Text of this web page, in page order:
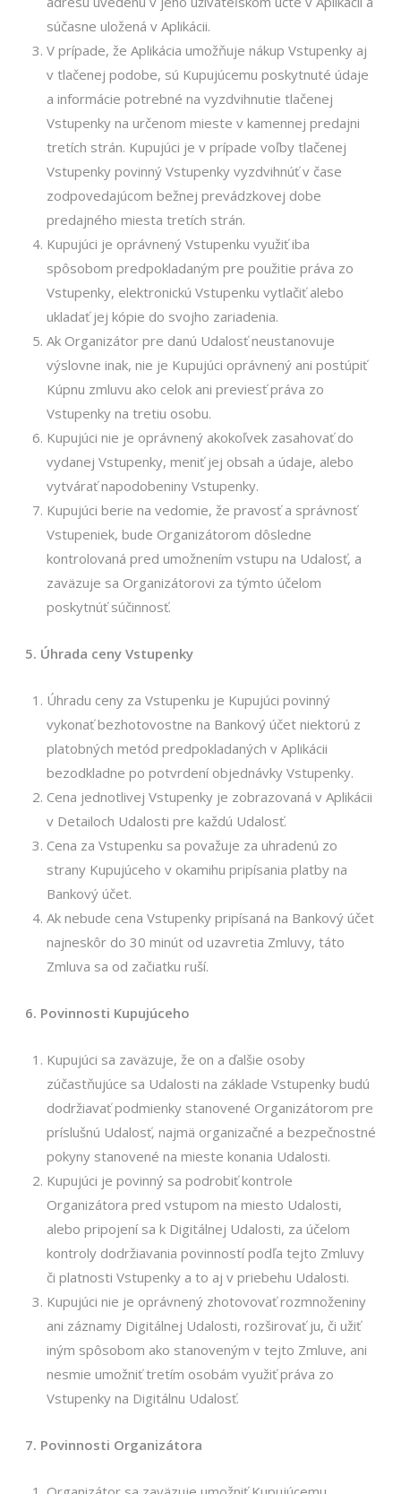
súčasne uložená v Aplikácii.
V prípade, že Aplikácia umožňuje nákup Vstupenky aj
v tlačenej podobe, sú Kupujúcemu poskytnuté údaje
a informácie potrebné na vyzdvihnutie tlačenej
Vstupenky na určenom mieste v kamennej predajni
tretích strán. Kupujúci je v prípade voľby tlačenej
Vstupenky povinný Vstupenky vyzdvihnúť v čase
zodpovedajúcom bežnej prevádzkovej dobe
predajného miesta tretích strán.
Kupujúci je oprávnený Vstupenku využiť iba
spôsobom predpokladaným pre použitie práva zo
Vstupenky, elektronickú Vstupenku vytlačiť alebo
ukladať jej kópie do svojho zariadenia.
Ak Organizátor pre danú Udalosť neustanovuje
výslovne inak, nie je Kupujúci oprávnený ani postúpiť
Kúpnu zmluvu ako celok ani previesť práva zo
Vstupenky na tretiu osobu.
Kupujúci nie je oprávnený akokoľvek zasahovať do
vydanej Vstupenky, meniť jej obsah a údaje, alebo
vytvárať napodobeniny Vstupenky.
Kupujúci berie na vedomie, že pravosť a správnosť
Vstupeniek, bude Organizátorom dôsledne
kontrolovaná pred umožnením vstupu na Udalosť, a
zaväzuje sa Organizátorovi za týmto účelom
poskytnúť súčinnosť.
5. Úhrada ceny Vstupenky
Úhradu ceny za Vstupenku je Kupujúci povinný
vykonať bezhotovostne na Bankový účet niektorú z
platobných metód predpokladaných v Aplikácii
bezodkladne po potvrdení objednávky Vstupenky.
Cena jednotlivej Vstupenky je zobrazovaná v Aplikácii
v Detailoch Udalosti pre každú Udalosť.
Cena za Vstupenku sa považuje za uhradenú zo
strany Kupujúceho v okamihu pripísania platby na
Bankový účet.
Ak nebude cena Vstupenky pripísaná na Bankový účet
najneskôr do 30 minút od uzavretia Zmluvy, táto
Zmluva sa od začiatku ruší.
6. Povinnosti Kupujúceho
Kupujúci sa zaväzuje, že on a ďalšie osoby
zúčastňujúce sa Udalosti na základe Vstupenky budú
dodržiavať podmienky stanovené Organizátorom pre
príslušnú Udalosť, najmä organizačné a bezpečnostné
pokyny stanovené na mieste konania Udalosti.
Kupujúci je povinný sa podrobiť kontrole
Organizátora pred vstupom na miesto Udalosti,
alebo pripojení sa k Digitálnej Udalosti, za účelom
kontroly dodržiavania povinností podľa tejto Zmluvy
či platnosti Vstupenky a to aj v priebehu Udalosti.
Kupujúci nie je oprávnený zhotovovať rozmnoženiny
ani záznamy Digitálnej Udalosti, rozširovať ju, či užiť
iným spôsobom ako stanoveným v tejto Zmluve, ani
nesmie umožniť tretím osobám využiť práva zo
Vstupenky na Digitálnu Udalosť.
7. Povinnosti Organizátora